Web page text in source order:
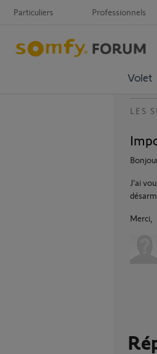
Particuliers Professionnels
Volet
LES
J’ai
Merci,